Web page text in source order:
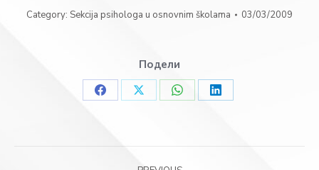
Category: Sekcija psihologa u osnovnim školama 03/03/2009
Подели
Share
Facebook
Share
Share
Share
LinkedIn